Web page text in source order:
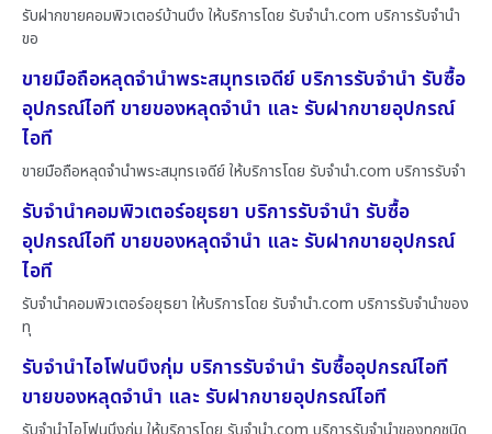
รับฝากขายคอมพิวเตอร์บ้านบึง ให้บริการโดย รับจํานํา.com บริการรับจำนำ
ขอ
ขายมือถือหลุดจำนำพระสมุทรเจดีย์ บริการรับจำนำ รับซื้อ
อุปกรณ์ไอที ขายของหลุดจำนำ และ รับฝากขายอุปกรณ์
ไอที
ขายมือถือหลุดจำนำพระสมุทรเจดีย์ ให้บริการโดย รับจํานํา.com บริการรับจำ
รับจำนำคอมพิวเตอร์อยุธยา บริการรับจำนำ รับซื้อ
อุปกรณ์ไอที ขายของหลุดจำนำ และ รับฝากขายอุปกรณ์
ไอที
รับจำนำคอมพิวเตอร์อยุธยา ให้บริการโดย รับจํานํา.com บริการรับจำนำของ
ทุ
รับจำนำไอโฟนบึงกุ่ม บริการรับจำนำ รับซื้ออุปกรณ์ไอที
ขายของหลุดจำนำ และ รับฝากขายอุปกรณ์ไอที